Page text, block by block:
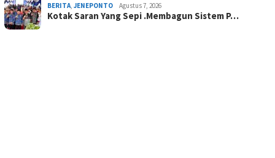
BERITA JENEPONTO Agustus 7, 2026
Kotak Saran Yang Sepi .Membagun Sistem P…